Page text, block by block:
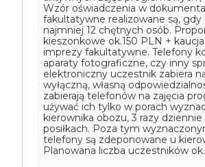
Wzór oświadczenia w
fakultatywne realizowane są, gdy
najmniej 12 chętnych osób.
kieszonkowe ok.150 PLN +
imprezy fakultatywne. Telefony
aparaty fotograficzne, czy inny
elektroniczny uczestnik zabiera
wyłączną, własną
zabierają telefonów na zajęcia
używać ich tylko w porach
kierownika obozu, 3 razy
posiłkach. Poza tym
telefony są zdeponowane u
Planowana liczba uczestników